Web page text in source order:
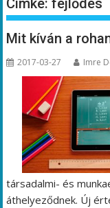
Címke:fejlődés
Mit kíván a
2017-03-27 Imre
társadalmi- és
áthelyeződnek. Új